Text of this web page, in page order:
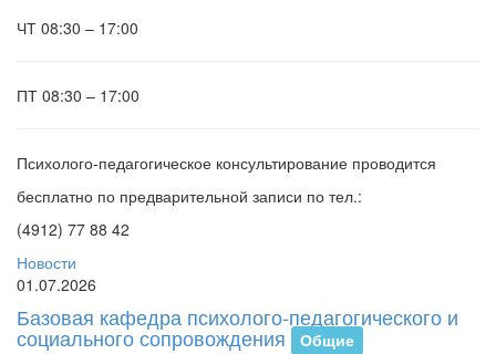
ЧТ 08:30 – 17:00
ПТ 08:30 – 17:00
Психолого-педагогическое консультирование проводится
бесплатно по предварительной записи по тел.:
(4912) 77 88 42
Новости
01.07.2026
Базовая кафедра психолого-педагогического и
социального сопровождения Общие